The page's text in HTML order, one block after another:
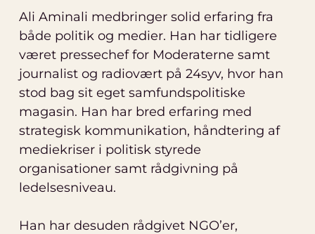
Ali Aminali medbringer solid erfaring fra
både politik og medier. Han har tidligere
været pressechef for Moderaterne samt
journalist og radiovært på 24syv, hvor han
stod bag sit eget samfundspolitiske
magasin. Han har bred erfaring med
strategisk kommunikation, håndtering af
mediekriser i politisk styrede
organisationer samt rådgivning på
ledelsesniveau.
Han har desuden rådgivet NGO’er,